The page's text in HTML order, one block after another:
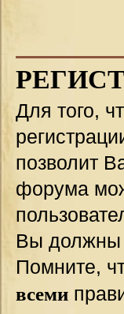
Для того,
позволит
форума
Вы должны
Помните,
всеми